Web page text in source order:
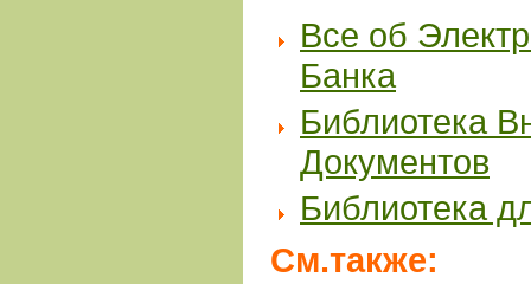
Все об
Банка
Библиотека
Документов
Библиотека
См.также: